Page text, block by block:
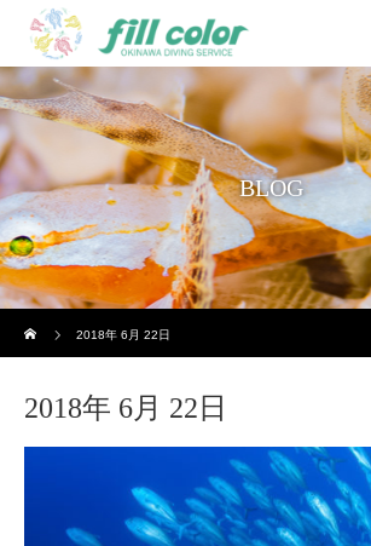
BLOG
2018年 6月 22日
2018年 6月 22日